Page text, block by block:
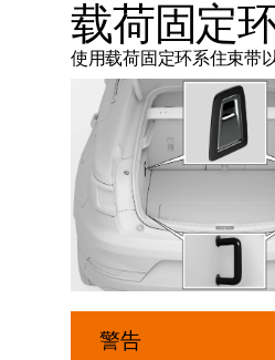
联系我们
极星官方二手车
探索Polestar 3
联系我们
公共充电
家庭充电
车主服务载荷固定
使用载荷固定环系住束带
警告